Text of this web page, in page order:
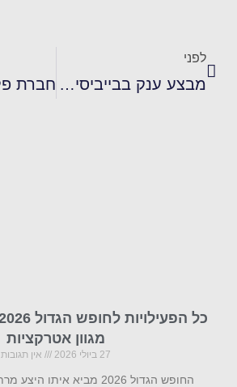
לפני
מבצע ענק בבייביסיטר
מגוון אטרקציות
27 ביולי 2026 אין תגובות
החופש הגדול 2026 מביא